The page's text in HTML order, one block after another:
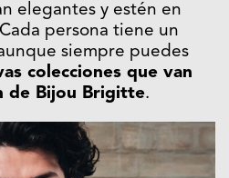
elegantes y estén en
persona tiene un
siempre puedes
colecciones que van
de Bijou Brigitte.